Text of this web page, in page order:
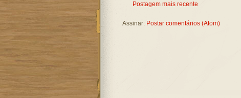
Postagem mais recente
Assinar: Postar comentários (Atom)